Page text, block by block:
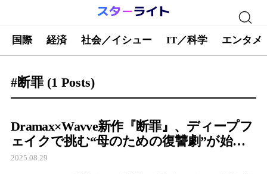
国際 経済 社会／イシュー IT／科学 エンタメ
#断罪 (1 Posts)
Dramax×Wavve新作『断罪』、ディープフ
ェイクで挑む“母のための復讐劇”が始ま
る
2025.08.29